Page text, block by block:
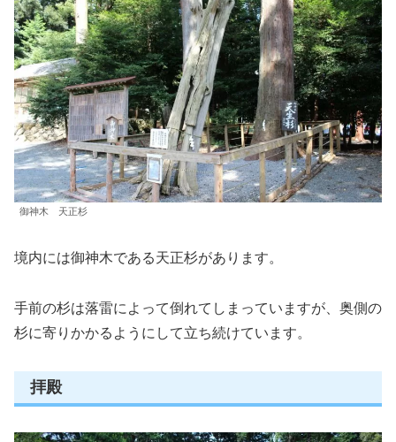
御神木 天正杉
境内には御神木である天正杉があります。
手前の杉は落雷によって倒れてしまっていますが、奥側の
杉に寄りかかるようにして立ち続けています。
拝殿